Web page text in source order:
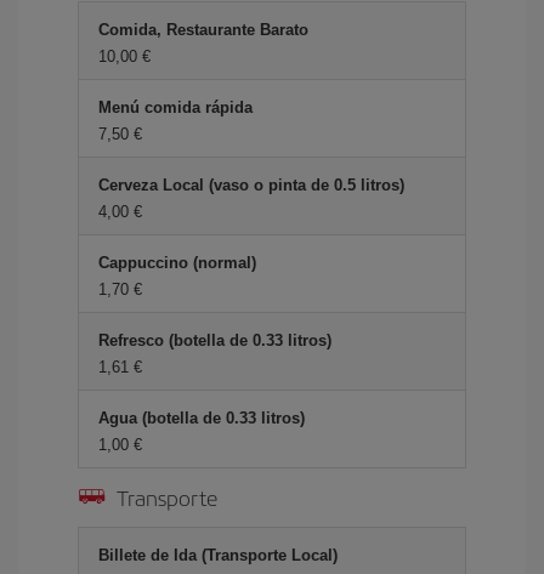
Comida, Restaurante Barato
10,00 €
Menú comida rápida
7,50 €
Cerveza Local (vaso o pinta de 0.5 litros)
4,00 €
Cappuccino (normal)
1,70 €
Refresco (botella de 0.33 litros)
1,61 €
Agua (botella de 0.33 litros)
1,00 €
Transporte
Billete de Ida (Transporte Local)